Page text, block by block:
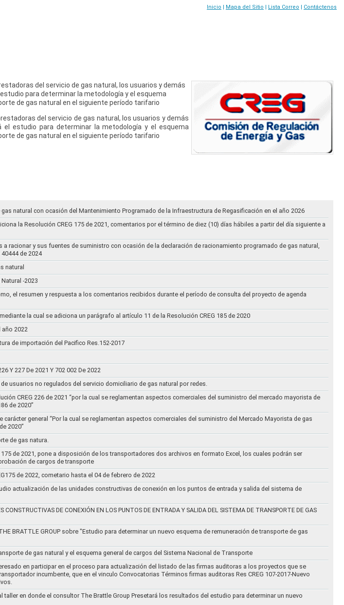
Inicio | Mapa del Sitio | Lista Correo | Contáctenos
del servicio de gas natural, los usuarios y demás
para determinar la metodología y el esquema
de gas natural en el siguiente período tarifario
del servicio de gas natural, los usuarios y demás
estudio para determinar la metodología y el esquema
de gas natural en el siguiente período tarifario
natural con ocasión del Mantenimiento Programado de la Infraestructura de Regasificación en el año 2026
la Resolución CREG 175 de 2021, comentarios por el término de diez (10) días hábiles a partir del día siguiente a
a racionar y sus fuentes de suministro con ocasión de la declaración de racionamiento programado de gas natural,
de 2024
natural
-2023
el resumen y respuesta a los comentarios recibidos durante el período de consulta del proyecto de agenda
la cual se adiciona un parágrafo al artículo 11 de la Resolución CREG 185 de 2020
año 2022
de importación del Pacifico Res.152-2017
Y 227 De 2021 Y 702 002 De 2022
usuarios no regulados del servicio domiciliario de gas natural por redes.
CREG 226 de 2021 “por la cual se reglamentan aspectos comerciales del suministro del mercado mayorista de
de 2020”
general “Por la cual se reglamentan aspectos comerciales del suministro del Mercado Mayorista de gas
2020”
de gas natura.
de 2021, pone a disposición de los transportadores dos archivos en formato Excel, los cuales podrán ser
de cargos de transporte
de 2022, cometario hasta el 04 de febrero de 2022
actualización de las unidades constructivas de conexión en los puntos de entrada y salida del sistema de
CONSTRUCTIVAS DE CONEXIÓN EN LOS PUNTOS DE ENTRADA Y SALIDA DEL SISTEMA DE TRANSPORTE DE GAS
BRATTLE GROUP sobre "Estudio para determinar un nuevo esquema de remuneración de transporte de gas
de gas natural y el esquema general de cargos del Sistema Nacional de Transporte
en participar en el proceso para actualización del listado de las firmas auditoras a los proyectos que se
incumbente, que en el vinculo Convocatorias Términos firmas auditoras Res CREG 107-2017-Nuevo
taller en donde el consultor The Brattle Group Presetará los resultados del estudio para determinar un nuevo